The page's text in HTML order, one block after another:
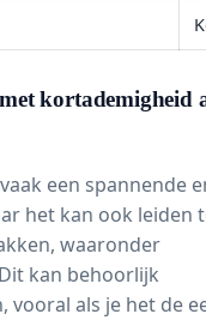
kortademigheid
een spannende
het kan ook leiden
waaronder
kan behoorlijk
vooral als je het de